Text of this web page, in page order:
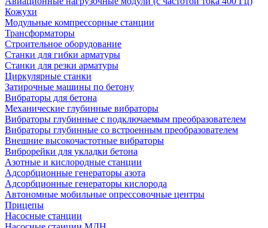
Кожухи
Модульные компрессорные станции
Трансформаторы
Строительное оборудование
Станки для гибки арматуры
Станки для резки арматуры
Циркулярные станки
Затирочные машины по бетону
Вибраторы для бетона
Механические глубинные вибраторы
Вибраторы глубинные с подключаемым преобразователем
Вибраторы глубинные со встроенным преобразователем
Внешние высокочастотные вибраторы
Виброрейки для укладки бетона
Азотные и кислородные станции
Адсорбционные генераторы азота
Адсорбционные генераторы кислорода
Автономные мобильные опрессовочные центры
Прицепы
Насосные станции